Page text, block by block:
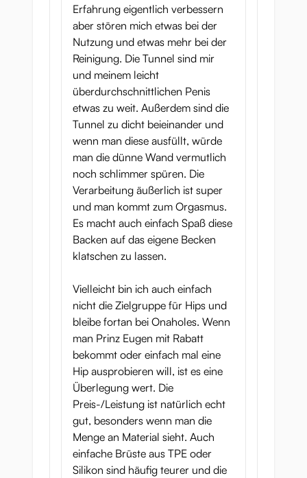
Erfahrung eigentlich verbessern
aber stören mich etwas bei der
Nutzung und etwas mehr bei der
Reinigung. Die Tunnel sind mir
und meinem leicht
überdurchschnittlichen Penis
etwas zu weit. Außerdem sind die
Tunnel zu dicht beieinander und
wenn man diese ausfüllt, würde
man die dünne Wand vermutlich
noch schlimmer spüren. Die
Verarbeitung äußerlich ist super
und man kommt zum Orgasmus.
Es macht auch einfach Spaß diese
Backen auf das eigene Becken
klatschen zu lassen.
Vielleicht bin ich auch einfach
nicht die Zielgruppe für Hips und
bleibe fortan bei Onaholes. Wenn
man Prinz Eugen mit Rabatt
bekommt oder einfach mal eine
Hip ausprobieren will, ist es eine
Überlegung wert. Die
Preis-/Leistung ist natürlich echt
gut, besonders wenn man die
Menge an Material sieht. Auch
einfache Brüste aus TPE oder
Silikon sind häufig teurer und die